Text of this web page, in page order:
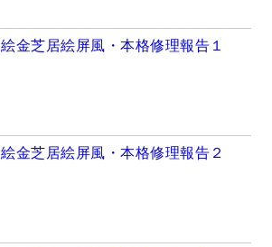
絵金芝居絵屏風・本格修理報告１
絵金芝居絵屏風・本格修理報告２